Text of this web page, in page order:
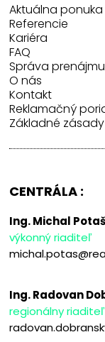
Aktuálna ponuka
Referencie
Kariéra
FAQ
Správa prenájmu
O nás
Kontakt
Reklamačný
Základné
CENTRÁLA :
Ing. Michal Potaš
výkonný riaditeľ
Ing. Radovan
regionálny riaditeľ